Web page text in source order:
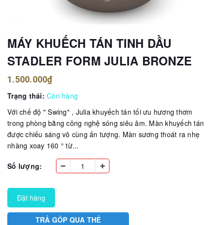
MÁY KHUẾCH TÁN TINH DẦU
STADLER FORM JULIA BRONZE
1.500.000₫
Trạng thái: Còn hàng
Với chế độ " Swing" , Julia khuyếch tán tối ưu hương thơm
trong phòng bằng công nghệ sóng siêu âm. Màn khuyếch tán
được chiếu sáng vô cùng ấn tượng. Màn sương thoát ra nhẹ
nhàng xoay 160 ° từ...
Số lượng:
Đặt hàng
TRẢ GÓP QUA THẺ